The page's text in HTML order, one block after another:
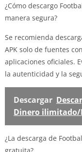
¿Cómo descargo
manera segura?
Se recomienda
APK solo de fuentes
aplicaciones oficiales.
la autenticidad y la
Descargar
Dinero
¿La descarga de
gratuita?